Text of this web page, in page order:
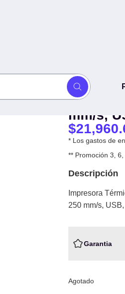
Térmica Directa
M30IIH-
mm/s,
$
* Los gastos de
** Promoción 3,
Descripción
Impresora
250 mm/s,
Garantia
Agotado